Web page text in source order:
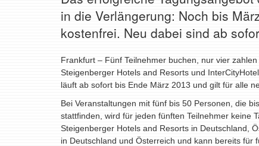
in die Verlängerung: Noch bis
kostenfrei. Neu dabei sind ab
Frankfurt – Fünf Teilnehmer buchen, nur vier
Steigenberger Hotels and Resorts und
läuft ab sofort bis Ende März 2013 und gilt für alle
Bei Veranstaltungen mit fünf bis 50 Personen, die
stattfinden, wird für jeden fünften Teilnehmer keine
Steigenberger Hotels and Resorts in Deutschland,
in Deutschland und Österreich und kann bereits für